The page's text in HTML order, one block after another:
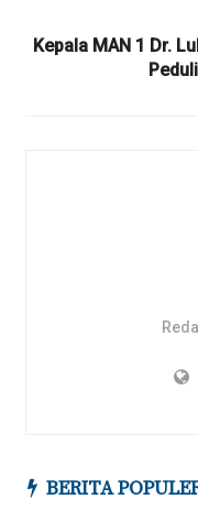
Kepala MAN 1 Dr.
BERITA